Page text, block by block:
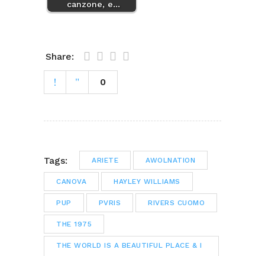
canzone, e…
Share:
0
Tags: ARIETE AWOLNATION
CANOVA HAYLEY WILLIAMS
PUP PVRIS RIVERS CUOMO
THE 1975
THE WORLD IS A BEAUTIFUL PLACE & I